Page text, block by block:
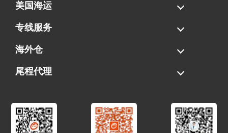
美国海运
海运拼柜
海运整柜
美国海卡
加拿大海运
专线服务
FBA专线直送
超大件专线
AWD专线
电池专线
海外仓
一件代发
FBA中转
贴标换标
拆柜/存储
尾程代理